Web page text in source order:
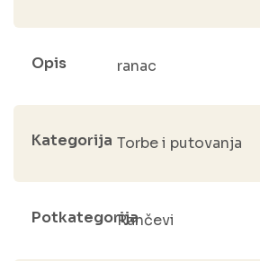
Opis ranac
Kategorija Torbe i putovanja
PotkategorijaRančevi